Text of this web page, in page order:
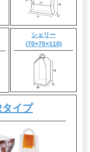
シェリー
(70×70×110)
タイプ